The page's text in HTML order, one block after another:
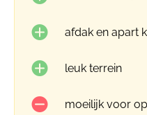
afdak en apart
leuk terrein
moeilijk voor